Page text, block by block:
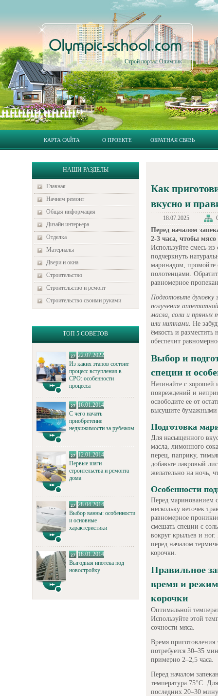
Olympic-school.com
Строй портал Олимпик
КАРТА САЙТА О ПРОЕКТЕ ОБРАТНАЯ СВЯЗЬ
НАШИ РАЗДЕЛЫ
Главная
Начнем ремонт
Общая информация
Дизайн интерьера
Отделка
Материалы
Двери и окна
Строительство
Строительство и ремонт
Строительство своими руками
ТОП 5 СОВЕТОВ
22.07.2022
Из каких этапов состоит
процесс вступления в
СРО: особенности
процесса
16.01.2014
С чего начать
приобретение
недвижимости за рубежом
12.01.2014
Первые шаги
строительства и ремонта
дома
28.04.2014
Выбор ванны: особенности
и основные
характеристики
18.01.2014
Выгодная ипотека под
новостройку
Как
вкусно и
18.07.2025
Перед началом
2-3 часа, чтобы
Используйте смесь
подчеркнуть
маринадом,
полотенцами.
равномерное
Подготовьте духовку
получения
масла, соли и пряных
или нитками. Не
ёмкость и
обеспечит
Выбор и
специи и
Начинайте с хорошей
повреждений и
освободите ее от
высушите бумажными
Подготовка
Для насыщенного
масла, лимонного
перец, паприку,
добавьте лавровый
желательно на ночь,
Особенности
Перед маринованием
нескольку веточек
равномерное
смешать специи с
вокруг крыльев и
перед началом
корочки.
Правильное
время и
корочки
Оптимальной
Используйте этой
сочности мяса.
Время
потребуется 30–35
примерно 2–2,5 часа.
Перед началом
температура 75°C.
последних 20–30